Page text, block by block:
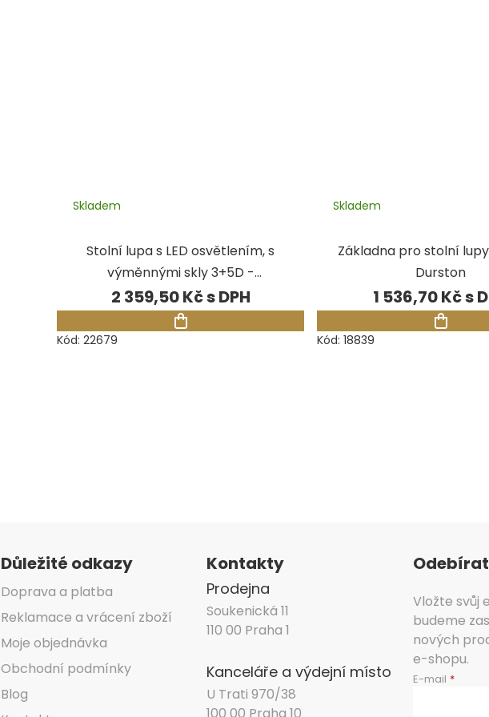
Stolní lupa s LED osvětlením, s
výměnnými skly 3+5D -
černá/lesk
Skladem
2 359,50 Kč
Kód: 22679
Základna pro stolní
Durston
Skladem
1 536,70 Kč
Kód:18839
Důležité odkazy
Doprava a platba
Reklamace a vrácení zboží
Moje objednávka
Obchodní podmínky
Blog
Kontakty
Prodejna
Soukenická 11
110 00 Praha 1
Kanceláře a výdejní místo
U Trati 970/38
100 00 Praha 10
Vložte svůj
budeme
nových
e-shopu.
E-mail